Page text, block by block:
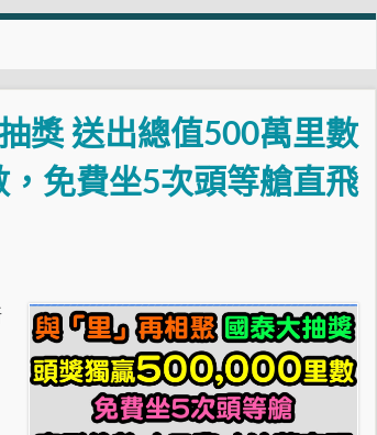
獎 送出總值500萬里數
免費坐5次頭等艙直飛